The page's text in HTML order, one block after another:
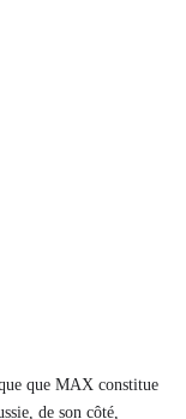
que MAX constitue
de son côté,